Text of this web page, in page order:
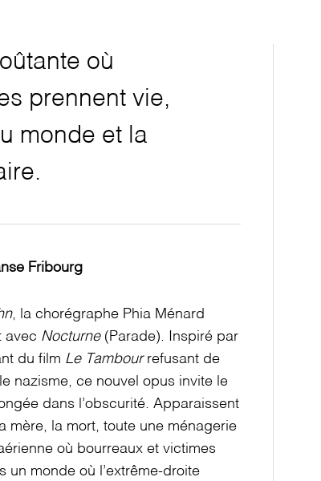
où
prennent vie,
monde et la
Fribourg
, la chorégraphe Phia Ménard
avec Nocturne (Parade). Inspiré par
du film Le Tambour refusant de
nazisme, ce nouvel opus invite le
dans l’obscurité. Apparaissent
mère, la mort, toute une ménagerie
où bourreaux et victimes
un monde où l’extrême-droite